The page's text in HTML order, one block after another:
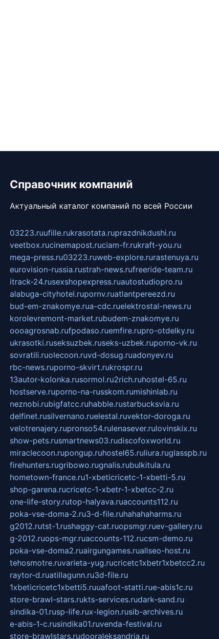
Справочник компаний
Актуальный каталог компаний по всей России
03223.ruufille.rukrasotata.ruprazdnikdushi.ru
veetbox.rucinemapost.ruciam-fr.rukraft-you.ru
mega-press.ru03223.ruweb-explore.rurastenuya.ru
eurovision-russia.rustrah-news.rufreeride-team.ru
itrack-24.rusexshopexpress.ruautostudiopro.ru
alabuga-cityhotel.rupornv.ruatlantpereezd.ru
bud-em-znakomye.rua-cdc.ruelektrostal-news.ru
korolevremont-market.rubudem-znakomye.ru
oooagrosnab.rufpodaso.ruemfire.rupro-otdelky.ru
ukrasotki.ruseksuzbek.ruseks-uzbek.ruporno-vk.ru
sovratili.ruolecoon.ruvd-dosug.ruadonyev.ru
rbc-news.ruporno-skvirt.rukrospr.ru
13autor-kolonka.rusormol.ru2rich.ruhostel-65.ru
hostserve.ruporno-na-russkom.rumishinlab.ru
neznobi.rubigfatcc.ruhabble.rustarbucksvia.ru
delfinet.rusilvernano.ruelestal.ruvektor-doroga.ru
velotrenajery.rupronso54.rulenasever.rulovinskix.ru
show-pets.rusmartnews03.rudiscofoxworld.ru
miraclecoon.rupongup.ruhostel65.ruliura.ruglasspb.ru
firehunters.rugribowo.rugnalis.rubulkitula.ru
hometown-france.ru1-xbeticricetc-1-xbetti-5.ru
shop-garena.rucricetc-1-xbetr-1-xbetcc-2.ru
one-life-story.rutop-halyava.ruaccounts112.ru
poka-vse-doma-2.ru3-d-file.ruhahahaharms.ru
g2012.rutst-1.rushaggy-cat.ruopsmgr.ruev-gallery.ru
g-2012.ruops-mgr.ruaccounts-112.rucsm-demo.ru
poka-vse-doma2.ruairgungames.ruallseo-host.ru
tehosmotre.ruvarieta-yug.rucricetc1xbetr1xbetcc2.ru
raytor-d.ruatillagunn.ru3d-file.ru
1xbeticricetc1xbetti5.ruuafoot-statti.rue-abis1c.ru
store-brawl-stars.rukts-services.rudark-sand.ru
sindika-01.rusp-life.rux-legion.rusib-archives.ru
e-abis-1-c.rusindika01.ruvenda-festival.ru
store-brawlstars.rudooraleksandria.ru